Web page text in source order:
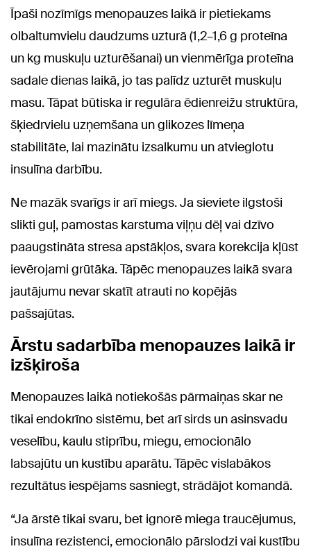
Īpaši nozīmīgs menopauzes laikā ir pietiekams
olbaltumvielu daudzums uzturā (1,2–1,6 g proteīna
un kg muskuļu uzturēšanai) un vienmērīga proteīna
sadale dienas laikā, jo tas palīdz uzturēt muskuļu
masu. Tāpat būtiska ir regulāra ēdienreižu struktūra,
šķiedrvielu uzņemšana un glikozes līmeņa
stabilitāte, lai mazinātu izsalkumu un atvieglotu
insulīna darbību.
Ne mazāk svarīgs ir arī miegs. Ja sieviete ilgstoši
slikti guļ, pamostas karstuma viļņu dēļ vai dzīvo
paaugstināta stresa apstākļos, svara korekcija kļūst
ievērojami grūtāka. Tāpēc menopauzes laikā svara
jautājumu nevar skatīt atrauti no kopējās
pašsajūtas.
Ārstu sadarbība menopauzes laikā ir
izšķiroša
Menopauzes laikā notiekošās pārmaiņas skar ne
tikai endokrīno sistēmu, bet arī sirds un asinsvadu
veselību, kaulu stiprību, miegu, emocionālo
labsajūtu un kustību aparātu. Tāpēc vislabākos
rezultātus iespējams sasniegt, strādājot komandā.
“Ja ārstē tikai svaru, bet ignorē miega traucējumus,
insulīna rezistenci, emocionālo pārslodzi vai kustību